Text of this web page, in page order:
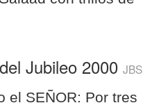
Jubileo 2000 JBS
el SEÑOR: Por tres